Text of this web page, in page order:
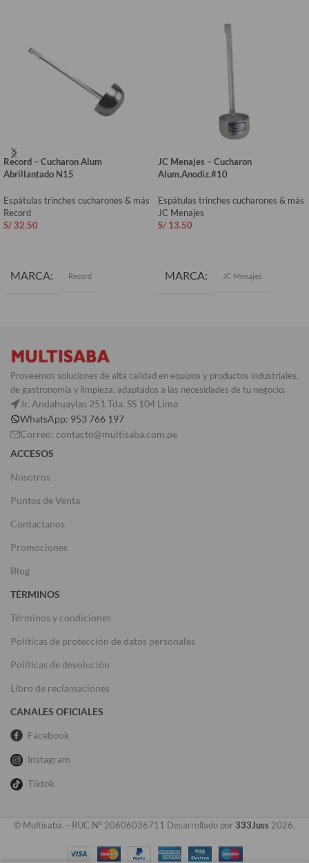
Record – Cucharon Alum
Abrillantado N15
Espátulas trinches cucharones & más
Record
S/ 32.50
MARCA Record
JC Menajes – Cucharon
Alum.Anodiz.#10
Espátulas trinches cucharones & más
JC Menajes
S/ 13.50
MARCA JC Menajes
Proveemos soluciones de alta calidad en equipos y productos industriales,
de gastronomía y limpieza, adaptados a las necesidades de tu negocio.
Jr. Andahuaylas 251 Tda. SS 104 Lima
WhatsApp: 953 766 197
Correo: contacto@multisaba.com.pe
ACCESOS
Nosotros
Puntos de Venta
Contactanos
Promociones
Blog
TÉRMINOS
Términos y condiciones
Políticas de protección de datos personales
Políticas de devolución
Libro de reclamaciones
CANALES OFICIALES
Facebook
Instagram
Tiktok
© Multisaba. - RUC N° 20606036711 Desarrollado por 333Juss 2026.